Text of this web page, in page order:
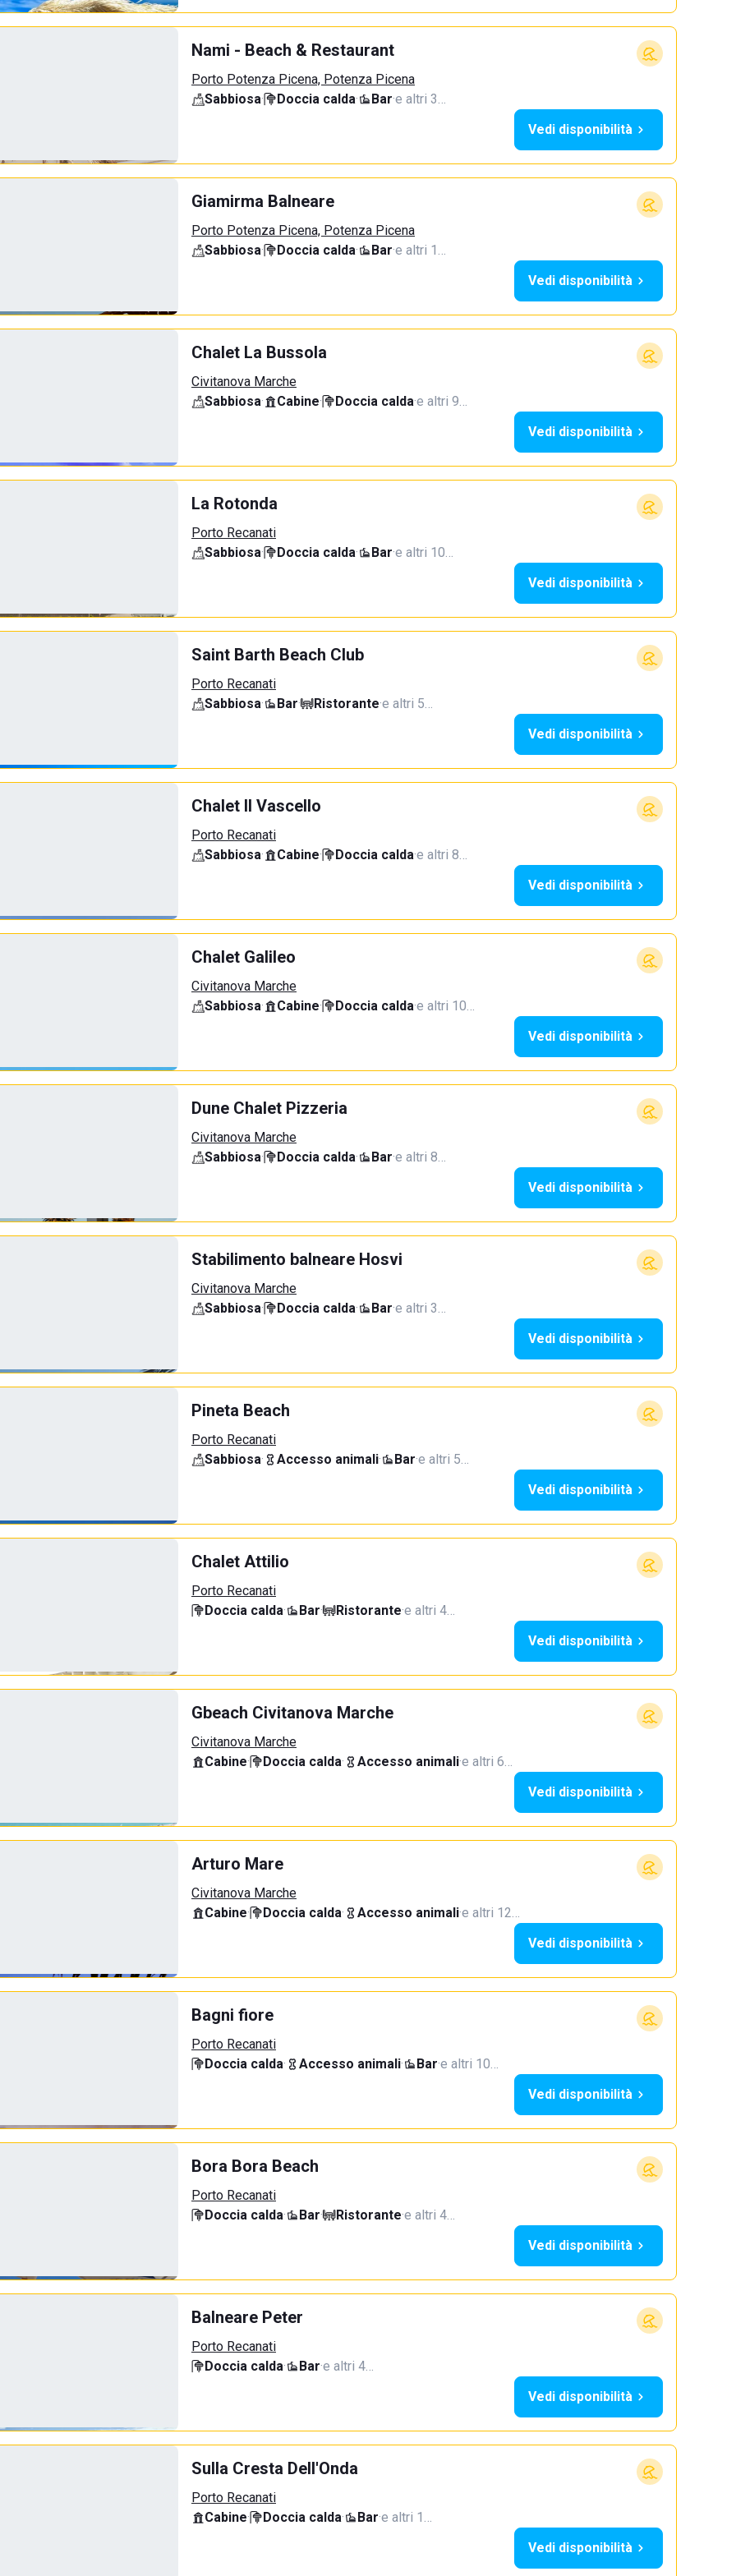
Nami - Beach & Restaurant
Porto Potenza Picena, Potenza Picena
Sabbiosa· Doccia calda· Bar·e altri 3…
Vedi disponibilità
Giamirma Balneare
Porto Potenza Picena, Potenza Picena
Sabbiosa· Doccia calda· Bar·e altri 1…
Vedi disponibilità
Chalet La Bussola
Civitanova Marche
Sabbiosa· Cabine· Doccia calda·e altri 9…
Vedi disponibilità
La Rotonda
Porto Recanati
Sabbiosa· Doccia calda· Bar·e altri 10…
Vedi disponibilità
Saint Barth Beach Club
Porto Recanati
Sabbiosa· Bar· Ristorante·e altri 5…
Vedi disponibilità
Chalet Il Vascello
Porto Recanati
Sabbiosa· Cabine· Doccia calda·e altri 8…
Vedi disponibilità
Chalet Galileo
Civitanova Marche
Sabbiosa· Cabine· Doccia calda·e altri 10…
Vedi disponibilità
Dune Chalet Pizzeria
Civitanova Marche
Sabbiosa· Doccia calda· Bar·e altri 8…
Vedi disponibilità
Stabilimento balneare Hosvi
Civitanova Marche
Sabbiosa· Doccia calda· Bar·e altri 3…
Vedi disponibilità
Pineta Beach
Porto Recanati
Sabbiosa· Accesso animali· Bar·e altri 5…
Vedi disponibilità
Chalet Attilio
Porto Recanati
Doccia calda· Bar· Ristorante·e altri 4…
Vedi disponibilità
Gbeach Civitanova Marche
Civitanova Marche
Cabine· Doccia calda· Accesso animali·e altri 6…
Vedi disponibilità
Arturo Mare
Civitanova Marche
Cabine· Doccia calda· Accesso animali·e altri 12…
Vedi disponibilità
Bagni fiore
Porto Recanati
Doccia calda· Accesso animali· Bar·e altri 10…
Vedi disponibilità
Bora Bora Beach
Porto Recanati
Doccia calda· Bar· Ristorante·e altri 4…
Vedi disponibilità
Balneare Peter
Porto Recanati
Doccia calda· Bar·e altri 4…
Vedi disponibilità
Sulla Cresta Dell'Onda
Porto Recanati
Cabine· Doccia calda· Bar·e altri 1…
Vedi disponibilità